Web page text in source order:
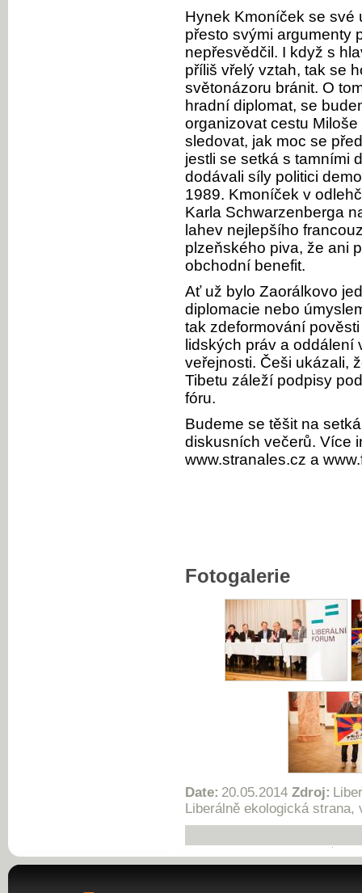
Hynek Kmoníček se své
přesto svými argumenty
nepřesvědčil. I když s
příliš vřelý vztah, tak se
světonázoru bránit. O
hradní diplomat, se
organizovat cestu
sledovat, jak moc se
jestli se setká s tamními
dodávali síly politici
1989. Kmoníček v
Karla Schwarzenberga
lahev nejlepšího
plzeňského piva, že ani
obchodní benefit.
Ať už bylo Zaorálkovo
diplomacie nebo
tak zdeformování
lidských práv a
veřejnosti. Češi ukázali,
Tibetu záleží podpisy
fóru.
Budeme se těšit na
diskusních večerů. Více
www.stranales.cz a
Fotogalerie
Date: 20.05.2014 Zdroj:
Liberálně ekologická strana,